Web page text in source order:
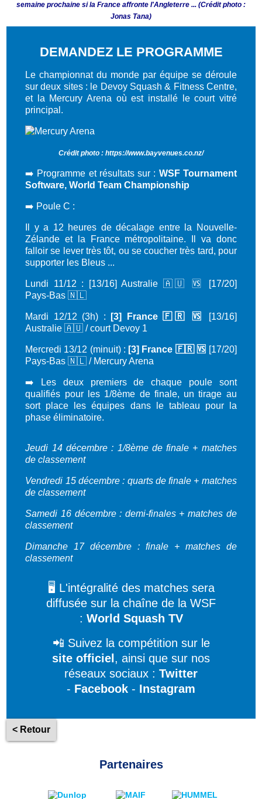
semaine prochaine si la France affronte l'Angleterre ... (Crédit photo :
Jonas Tana)
DEMANDEZ LE PROGRAMME
Le championnat du monde par équipe se déroule
sur deux sites : le Devoy Squash & Fitness Centre,
et la Mercury Arena où est installé le court vitré
principal.
Crédit photo : https://www.bayvenues.co.nz/
➡️ Programme et résultats sur : WSF Tournament
Software, World Team Championship
➡️ Poule C :
Il y a 12 heures de décalage entre la Nouvelle-
Zélande et la France métropolitaine. Il va donc
falloir se lever très tôt, ou se coucher très tard, pour
supporter les Bleus ...
Lundi 11/12 : [13/16] Australie 🇦🇺 🆚 [17/20]
Pays-Bas 🇳🇱
Mardi 12/12 (3h) : [3] France 🇫🇷 🆚
[13/16]
Australie 🇦🇺 / court Devoy 1
Mercredi 13/12 (minuit) : [3] France 🇫🇷 🆚 [17/20]
Pays-Bas 🇳🇱 / Mercury Arena
➡️ Les deux premiers de chaque poule sont
qualifiés pour les 1/8ème de finale, un tirage au
sort place les équipes dans le tableau pour la
phase éliminatoire.
Jeudi 14 décembre : 1/8ème de finale + matches
de classement
Vendredi 15 décembre : quarts de finale + matches
de classement
Samedi 16 décembre : demi-finales + matches de
classement
Dimanche 17 décembre : finale + matches de
classement
🖥️ L'intégralité des matches sera
diffusée sur la chaîne de la WSF
: World Squash TV
📲 Suivez la compétition sur le
site officiel , ainsi que sur nos
réseaux sociaux : Twitter
- Facebook - Instagram
< Retour
Partenaires